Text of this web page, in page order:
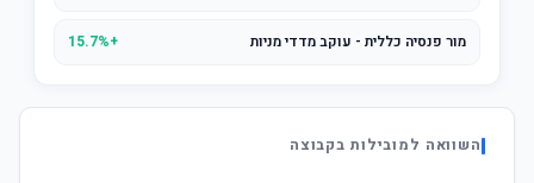
מור פנסיה כללית - עוקב מדדי מניות +15.7%
השוואה למובילות בקבוצה